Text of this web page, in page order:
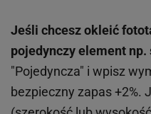
Jeśli chcesz okleić
pojedynczy element np.
"Pojedyncza" i wpisz
bezpieczny zapas +2%.